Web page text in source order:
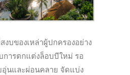
บของเหล่าผู้ปกครองอย่าง
ารตกแต่งล็อบบีใหม่ รอ
นและผ่อนคลาย จัดแบ่ง